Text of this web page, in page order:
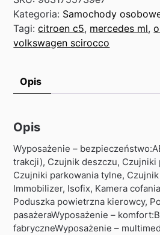
Kategoria: Samochody
Tagi:citroen c5, mercedes ml,
volkswagen scirocco
Opis
Opis
Wyposażenie –
trakcji), Czujnik deszczu, Czujniki
Czujniki parkowania tylne,
Immobilizer, Isofix, Kamera
Poduszka powietrzna kierowcy,
pasażeraWyposażenie –
fabryczneWyposażenie –